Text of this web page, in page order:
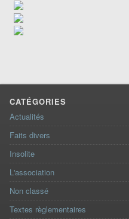
CATÉGORIES
Actualités
Faits divers
Insolite
L'association
Non classé
Textes règlementaires